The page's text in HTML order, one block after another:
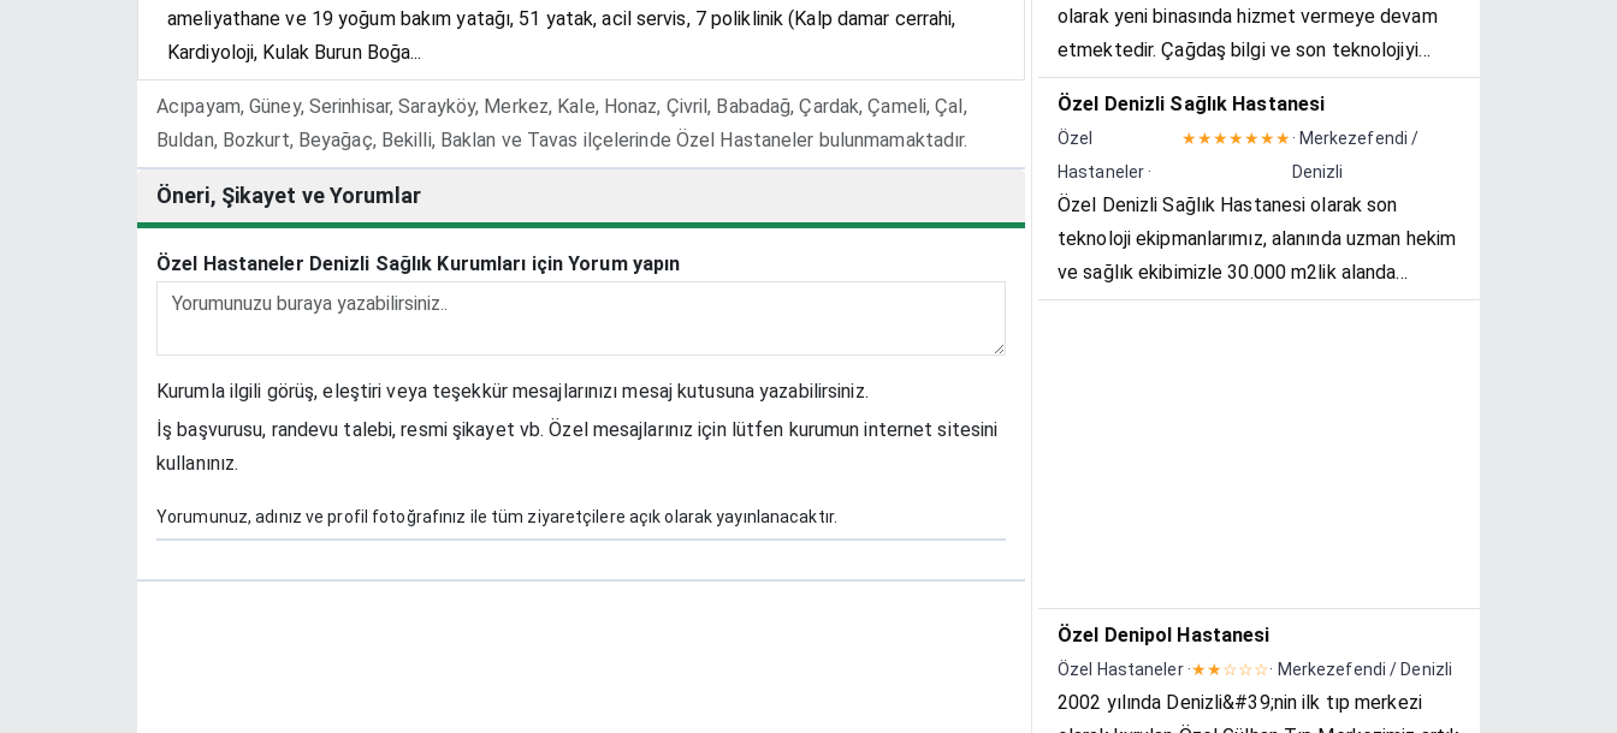
ameliyathane ve 19 yoğum bakım yatağı, 51 yatak, acil servis, 7 poliklinik (Kalp damar cerrahi,
Kardiyoloji, Kulak Burun Boğa...
Acıpayam, Güney, Serinhisar, Sarayköy, Merkez, Kale, Honaz, Çivril, Babadağ, Çardak, Çameli, Çal,
Buldan, Bozkurt, Beyağaç, Bekilli, Baklan ve Tavas ilçelerinde Özel Hastaneler bulunmamaktadır.
Öneri, Şikayet ve Yorumlar
Özel Hastaneler Denizli Sağlık Kurumları için Yorum yapın
Kurumla ilgili görüş, eleştiri veya teşekkür mesajlarınızı mesaj kutusuna yazabilirsiniz.
İş başvurusu, randevu talebi, resmi şikayet vb. Özel mesajlarınız için lütfen kurumun internet sitesini
kullanınız.
Yorumunuz, adınız ve profil fotoğrafınız ile tüm ziyaretçilere açık olarak yayınlanacaktır.
olarak yeni binasında hizmet vermeye devam
etmektedir. Çağdaş bilgi ve son teknolojiyi
kullanarak, sizlere uluslararası standartlarda,
hastalarımızın, ailesinin ve yakınların...
Özel Denizli Sağlık Hastanesi
Özel
Hastaneler ·
★★★★★★★· Merkezefendi /
Denizli
Özel Denizli Sağlık Hastanesi olarak son
teknoloji ekipmanlarımız, alanında uzman hekim
ve sağlık ekibimizle 30.000 m2lik alanda
uluslararası standartlarda hizmet
Özel Denipol Hastanesi
Özel Hastaneler ·★★☆☆☆· Merkezefendi / Denizli
2002 yılında Denizli&#39;nin ilk tıp merkezi